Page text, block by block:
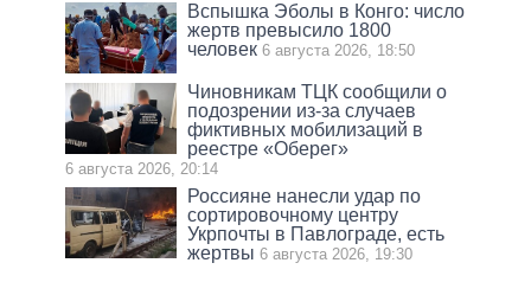
Вспышка Эболы в Конго: число
жертв превысило 1800
человек 6 августа 2026, 18:50
Чиновникам ТЦК сообщили о
подозрении из-за случаев
фиктивных мобилизаций в
реестре «Оберег»
6 августа 2026, 20:14
Россияне нанесли удар по
сортировочному центру
Укрпочты в Павлограде, есть
жертвы 6 августа 2026, 19:30